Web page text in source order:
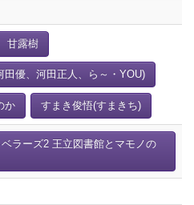
甘露樹
田優、河田正人、ら～・YOU)
か すまき俊悟(すまきち)
ラーズ2 王立図書館とマモノの